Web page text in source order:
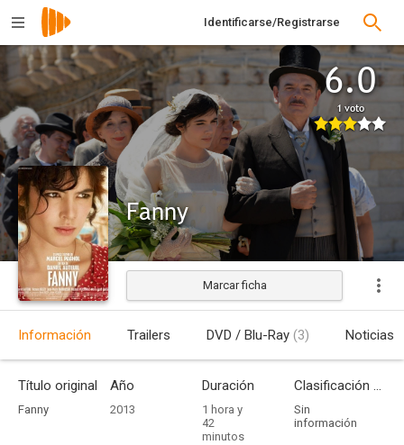
Identificarse/Registrarse
6.0
1 voto
Fanny
Estrenada
Marcar ficha
Información Trailers DVD / Blu-Ray (3) Noticias
Título original
Fanny
Año
2013
Duración
1 hora y
42
minutos
Clasificación por edades
Sin
información